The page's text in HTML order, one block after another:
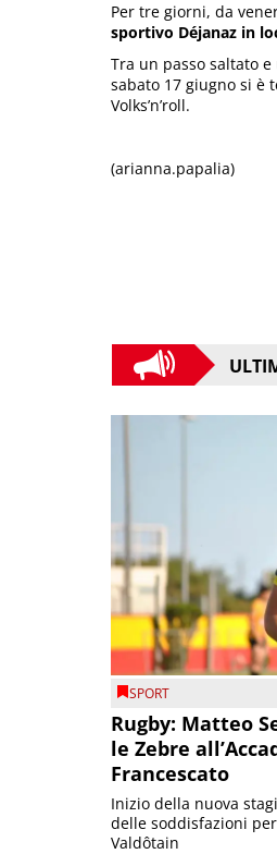
Per tre giorni, da
sportivo Déjanaz in
Tra un passo saltato e
sabato 17 giugno si è
Volks’n’roll.
(arianna.papalia)
SPORT
Rugby: Matteo
le Zebre
Francescato
Inizio della nuova
delle soddisfazioni
Valdôtain